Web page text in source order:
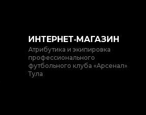
ИНТЕРНЕТ‑МАГАЗИН
Атрибутика и экипировка
профессионального
футбольного клуба «Арсенал»
Тула